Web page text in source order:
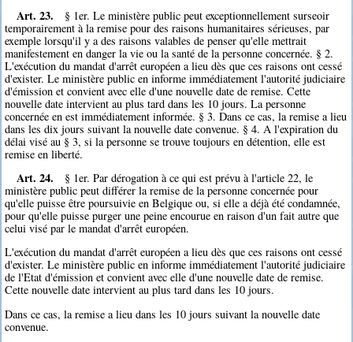
Art. 23.
§ 1er. Le ministère public peut exceptionnellement surseoir
temporairement à la remise pour des raisons humanitaires sérieuses, par
exemple lorsqu'il y a des raisons valables de penser qu'elle mettrait
manifestement en danger la vie ou la santé de la personne concernée. § 2.
L'exécution du mandat d'arrêt européen a lieu dès que ces raisons ont cessé
d'exister. Le ministère public en informe immédiatement l'autorité judiciaire
d'émission et convient avec elle d'une nouvelle date de remise. Cette
nouvelle date intervient au plus tard dans les 10 jours. La personne
concernée en est immédiatement informée. § 3. Dans ce cas, la remise a lieu
dans les dix jours suivant la nouvelle date convenue. § 4. A l'expiration du
délai visé au § 3, si la personne se trouve toujours en détention, elle est
remise en liberté.
Art. 24.
§ 1er. Par dérogation à ce qui est prévu à l'article 22, le
ministère public peut différer la remise de la personne concernée pour
qu'elle puisse être poursuivie en Belgique ou, si elle a déjà été condamnée,
pour qu'elle puisse purger une peine encourue en raison d'un fait autre que
celui visé par le mandat d'arrêt européen.
L'exécution du mandat d'arrêt européen a lieu dès que ces raisons ont cessé
d'exister. Le ministère public en informe immédiatement l'autorité judiciaire
de l'Etat d'émission et convient avec elle d'une nouvelle date de remise.
Cette nouvelle date intervient au plus tard dans les 10 jours.
Dans ce cas, la remise a lieu dans les 10 jours suivant la nouvelle date
convenue.